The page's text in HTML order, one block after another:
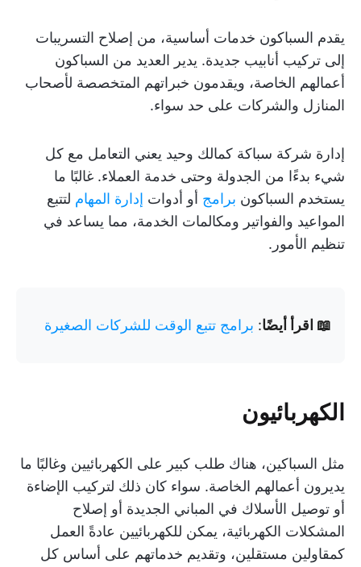
يقدم السباكون خدمات أساسية، من إصلاح التسريبات
إلى تركيب أنابيب جديدة. يدير العديد من السباكون
أعمالهم الخاصة، ويقدمون خبراتهم المتخصصة لأصحاب
المنازل والشركات على حد سواء.
إدارة شركة سباكة كمالك وحيد يعني التعامل مع كل
شيء بدءًا من الجدولة وحتى خدمة العملاء. غالبًا ما
يستخدم السباكون برامج أو أدوات إدارة المهام لتتبع
المواعيد والفواتير ومكالمات الخدمة، مما يساعد في
تنظيم الأمور.
📖 اقرأ أيضًا: برامج تتبع الوقت للشركات الصغيرة
الكهربائيون
مثل السباكين، هناك طلب كبير على الكهربائيين وغالبًا ما
يديرون أعمالهم الخاصة. سواء كان ذلك لتركيب الإضاءة
أو توصيل الأسلاك في المباني الجديدة أو إصلاح
المشكلات الكهربائية، يمكن للكهربائيين عادةً العمل
كمقاولين مستقلين، وتقديم خدماتهم على أساس كل